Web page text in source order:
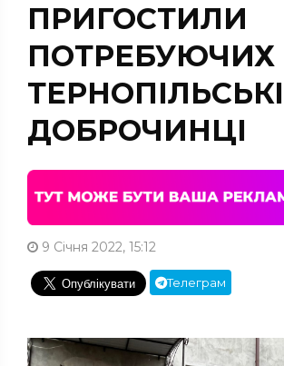
ПРИГОСТИЛИ
ПОТРЕБУЮЧИХ
ТЕРНОПІЛЬСЬКІ
ДОБРОЧИНЦІ
9 Січня 2022, 15:12
Телеграм